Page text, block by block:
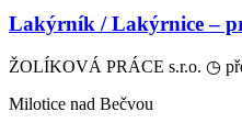
Lakýrník / Lakýrnice –
ŽOLÍKOVÁ PRÁCE s.r.o. ◷
Milotice nad Bečvou